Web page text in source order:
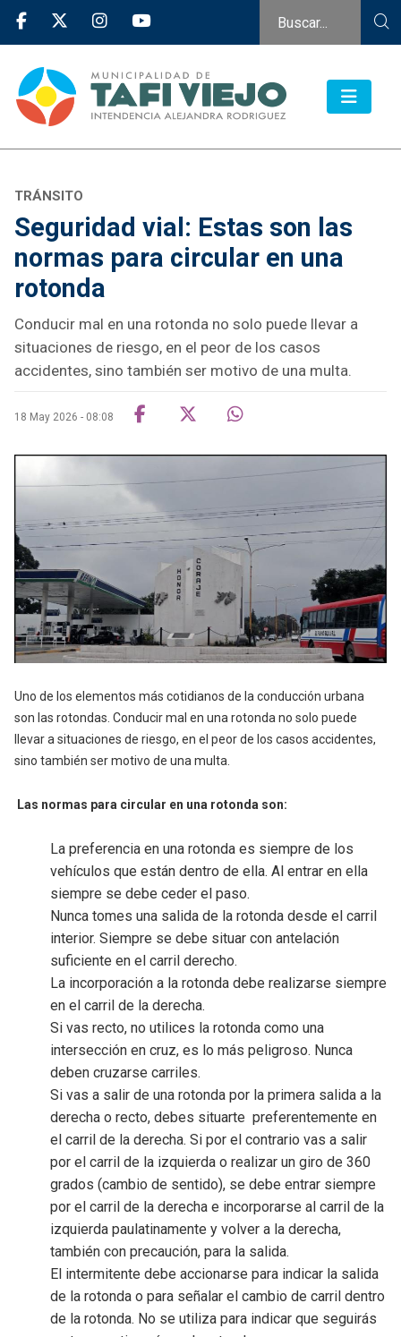
TRÁNSITO
Seguridad vial: Estas son las
normas para circular en una
rotonda
Conducir mal en una rotonda no solo puede llevar a
situaciones de riesgo, en el peor de los casos
accidentes, sino también ser motivo de una multa.
18 May 2026 - 08:08
Uno de los elementos más cotidianos de la conducción urbana
son las rotondas. Conducir mal en una rotonda no solo puede
llevar a situaciones de riesgo, en el peor de los casos accidentes,
sino también ser motivo de una multa.
Las normas para circular en una rotonda son:
La preferencia en una rotonda es siempre de los
vehículos que están dentro de ella. Al entrar en ella
siempre se debe ceder el paso.
Nunca tomes una salida de la rotonda desde el carril
interior. Siempre se debe situar con antelación
suficiente en el carril derecho.
La incorporación a la rotonda debe realizarse siempre
en el carril de la derecha.
Si vas recto, no utilices la rotonda como una
intersección en cruz, es lo más peligroso. Nunca
deben cruzarse carriles.
Si vas a salir de una rotonda por la primera salida a la
derecha o recto, debes situarte preferentemente en
el carril de la derecha. Si por el contrario vas a salir
por el carril de la izquierda o realizar un giro de 360
grados (cambio de sentido), se debe entrar siempre
por el carril de la derecha e incorporarse al carril de la
izquierda paulatinamente y volver a la derecha,
también con precaución, para la salida.
El intermitente debe accionarse para indicar la salida
de la rotonda o para señalar el cambio de carril dentro
de la rotonda. No se utiliza para indicar que seguirás